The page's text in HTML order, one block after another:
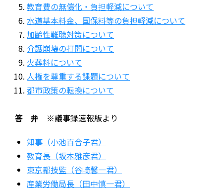
教育費の無償化・負担軽減について
水道基本料金、国保料等の負担軽減について
加齢性難聴対策について
介護崩壊の打開について
火葬料について
人権を尊重する課題について
都市政策の転換について
答 弁 ※議事録速報版より
知事（小池百合子君）
教育長（坂本雅彦君）
東京都技監（谷崎馨一君）
産業労働局長（田中慎一君）